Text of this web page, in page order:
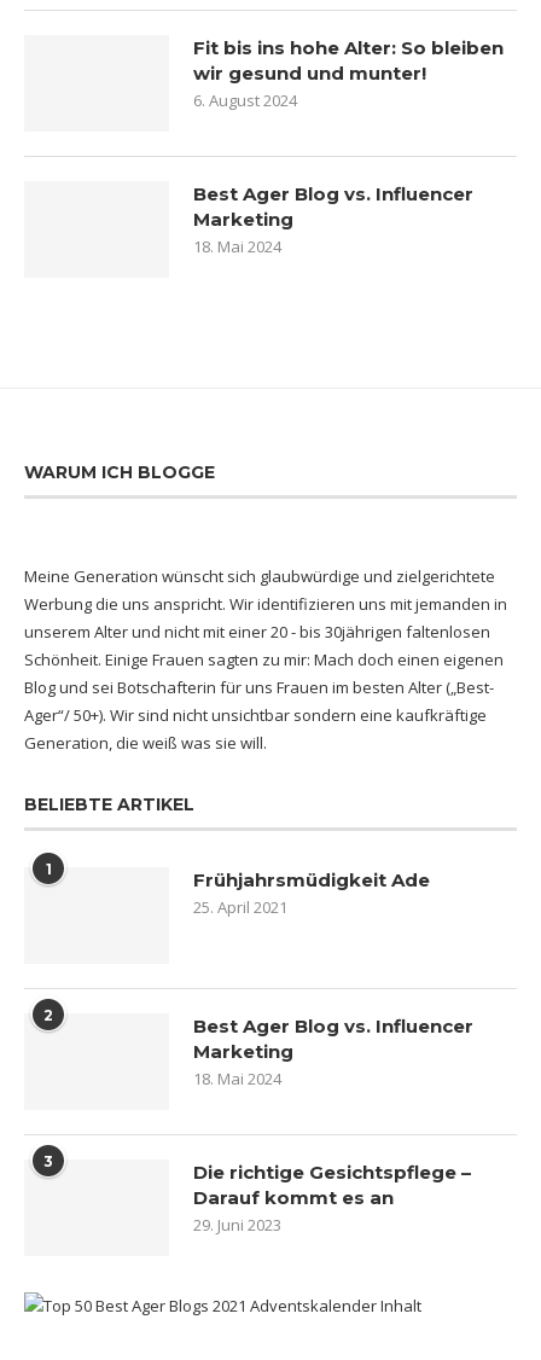
Fit bis ins hohe Alter: So bleiben
wir gesund und munter!
6. August 2024
Best Ager Blog vs. Influencer
Marketing
18. Mai 2024
WARUM ICH BLOGGE
Meine Generation wünscht sich glaubwürdige und zielgerichtete
Werbung die uns anspricht. Wir identifizieren uns mit jemanden in
unserem Alter und nicht mit einer 20 - bis 30jährigen faltenlosen
Schönheit. Einige Frauen sagten zu mir: Mach doch einen eigenen
Blog und sei Botschafterin für uns Frauen im besten Alter („Best-
Ager“/ 50+). Wir sind nicht unsichtbar sondern eine kaufkräftige
Generation, die weiß was sie will.
BELIEBTE ARTIKEL
1 Frühjahrsmüdigkeit Ade
25. April 2021
2
Best Ager Blog vs. Influencer
Marketing
18. Mai 2024
3
Die richtige Gesichtspflege –
Darauf kommt es an
29. Juni 2023